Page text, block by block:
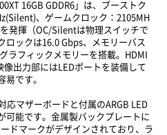
16GB GDDR6」は、ブーストク
、ゲームクロック：2105MH
発揮（OC/Silentは物理スイッチで
ロックは16.0 Gbps、メモリーバス
ラフィックメモリーを搭載。HDMI
出力部にはLEDポートを装備して
易です。
応マザーボードと付属のARGB LED
可能です。金属製バックプレートに
ドマークがデザインされており、ラ